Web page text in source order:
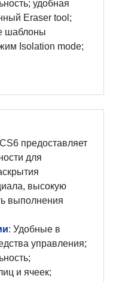
удобная
Eraser tool;
шаблоны
Isolation mode;
предоставляет
для
высокую
выполнения
: Удобные в
управления;
и ячеек;